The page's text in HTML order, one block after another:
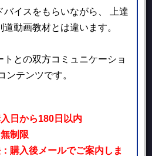
イスをもらいながら、
上達
動画教材とは違います。
トとの双方コミュニケーショ
ンテンツです。
日から180日以内
制限
購入後メールでご案内しま